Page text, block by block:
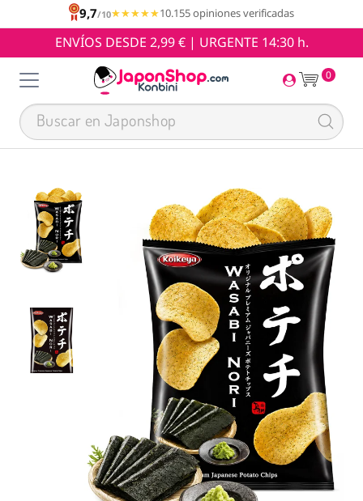
9,7/10★★★★★
★★★★★10.155 opiniones verificadas
ENVÍOS DESDE 2,99 € | URGENTE 14:30 h.
0